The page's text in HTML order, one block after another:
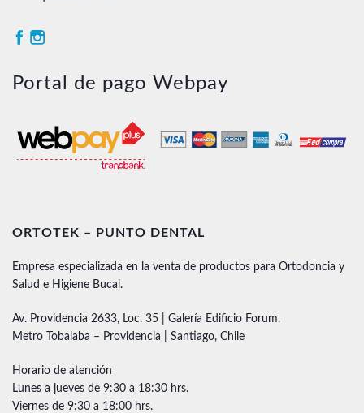
Portal de pago Webpay
ORTOTEK – PUNTO DENTAL
Empresa especializada en la venta de productos para Ortodoncia y
Salud e Higiene Bucal.
Av. Providencia 2633, Loc. 35 | Galería Edificio Forum.
Metro Tobalaba – Providencia | Santiago, Chile
Horario de atención
Lunes a jueves de 9:30 a 18:30 hrs.
Viernes de 9:30 a 18:00 hrs.